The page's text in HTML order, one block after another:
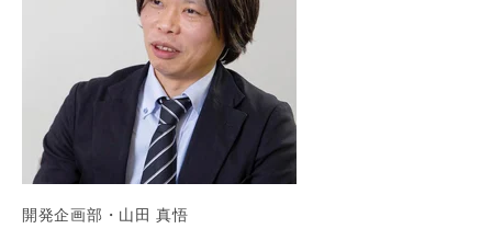
開発企画部・山田 真悟